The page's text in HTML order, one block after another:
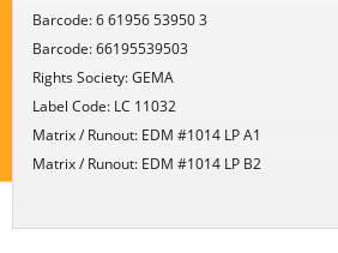
Barcode: 6 61956 53950 3
Barcode: 66195539503
Rights Society: GEMA
Label Code: LC 11032
Matrix / Runout: EDM #1014 LP A1
Matrix / Runout: EDM #1014 LP B2